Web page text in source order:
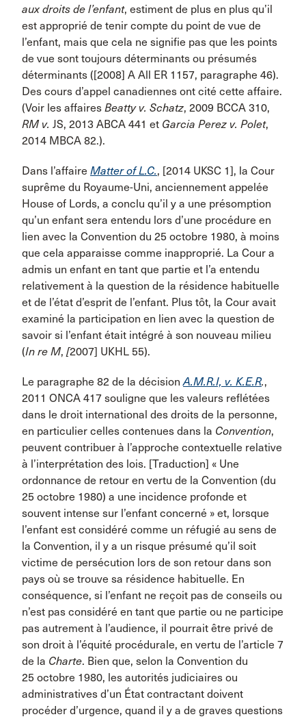
aux droits de l’enfant, estiment de plus en plus qu’il
est approprié de tenir compte du point de vue de
l’enfant, mais que cela ne signifie pas que les points
de vue sont toujours déterminants ou présumés
déterminants ([2008] A All ER 1157, paragraphe 46).
Des cours d’appel canadiennes ont cité cette affaire.
(Voir les affaires Beatty v. Schatz, 2009 BCCA 310,
RM v. JS, 2013 ABCA 441 et Garcia Perez v. Polet,
2014 MBCA 82.).
Dans l’affaire Matter of L.C., [2014 UKSC 1], la Cour
suprême du Royaume-Uni, anciennement appelée
House of Lords, a conclu qu’il y a une présomption
qu’un enfant sera entendu lors d’une procédure en
lien avec la Convention du 25 octobre 1980, à moins
que cela apparaisse comme inapproprié. La Cour a
admis un enfant en tant que partie et l’a entendu
relativement à la question de la résidence habituelle
et de l’état d’esprit de l’enfant. Plus tôt, la Cour avait
examiné la participation en lien avec la question de
savoir si l’enfant était intégré à son nouveau milieu
(In re M, [2007] UKHL 55).
Le paragraphe 82 de la décisionA.M.R.I, v. K.E.R.,
2011 ONCA 417 souligne que les valeurs reflétées
dans le droit international des droits de la personne,
en particulier celles contenues dans la Convention,
peuvent contribuer à l’approche contextuelle relative
à l’interprétation des lois. [Traduction] « Une
ordonnance de retour en vertu de la Convention (du
25 octobre 1980) a une incidence profonde et
souvent intense sur l’enfant concerné » et, lorsque
l’enfant est considéré comme un réfugié au sens de
la Convention, il y a un risque présumé qu’il soit
victime de persécution lors de son retour dans son
pays où se trouve sa résidence habituelle. En
conséquence, si l’enfant ne reçoit pas de conseils ou
n’est pas considéré en tant que partie ou ne participe
pas autrement à l’audience, il pourrait être privé de
son droit à l’équité procédurale, en vertu de l’article 7
de la Charte. Bien que, selon la Convention du
25 octobre 1980, les autorités judiciaires ou
administratives d’un État contractant doivent
procéder d’urgence, quand il y a de graves questions